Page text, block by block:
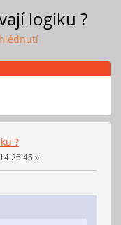
logiku ?
?
»